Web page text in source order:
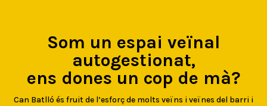
Som un espai veïnal
autogestionat,
ens dones un cop de mà?
Can Batlló és fruit de l’esforç de molts veïns i veïnes del barri i